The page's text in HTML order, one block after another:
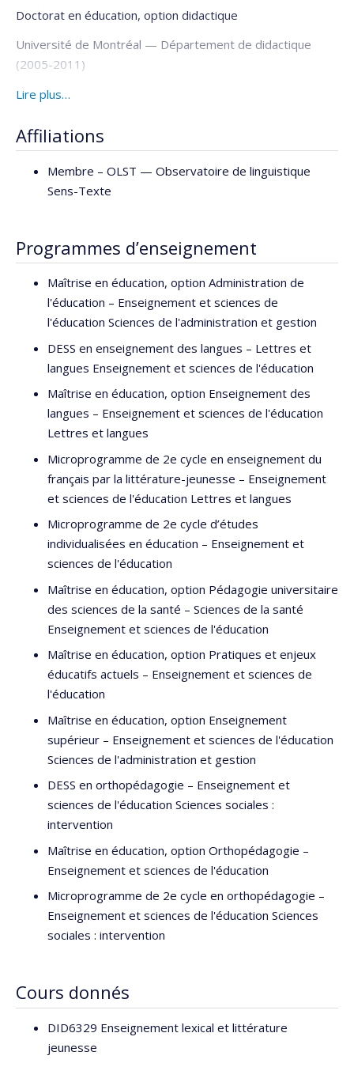
Doctorat en éducation, option didactique
Université de Montréal — Département de didactique
(2005-2011)
Titre de la thèse :
description du rapport à l’erreur lexicale d’enseignants de
français
Titre du mémoire :Maîtrise du lexique chez les étudiants
universitaires : typologie des problèmes lexicaux et analyse
des stratégies de résolution de problèmes lexicaux
Mineure en linguistique
Université de Montréal — Département de linguistique et
de traduction (2002-2003)
Baccalauréat en musique
Université de Montréal — Département de musique
(1998-2002)
Lire plus…
Affiliations
Membre – OLST — Observatoire de linguistique
Sens-Texte
Programmes d’enseignement
Maîtrise en éducation, option Administration de
l'éducation – Enseignement et sciences de
l'éducation Sciences de l'administration et gestion
DESS en enseignement des langues – Lettres et
langues Enseignement et sciences de l'éducation
Maîtrise en éducation, option Enseignement des
langues – Enseignement et sciences de l'éducation
Lettres et langues
Microprogramme de 2e cycle en enseignement du
français par la littérature-jeunesse – Enseignement
et sciences de l'éducation Lettres et langues
Microprogramme de 2e cycle d’études
individualisées en éducation – Enseignement et
sciences de l'éducation
Maîtrise en éducation, option Pédagogie universitaire
des sciences de la santé – Sciences de la santé
Enseignement et sciences de l'éducation
Maîtrise en éducation, option Pratiques et enjeux
éducatifs actuels – Enseignement et sciences de
l'éducation
Maîtrise en éducation, option Enseignement
supérieur – Enseignement et sciences de l'éducation
Sciences de l'administration et gestion
DESS en orthopédagogie – Enseignement et
sciences de l'éducation Sciences sociales :
intervention
Maîtrise en éducation, option Orthopédagogie –
Enseignement et sciences de l'éducation
Microprogramme de 2e cycle en orthopédagogie –
Enseignement et sciences de l'éducation Sciences
sociales : intervention
Cours donnés
DID6329 Enseignement lexical et littérature
jeunesse